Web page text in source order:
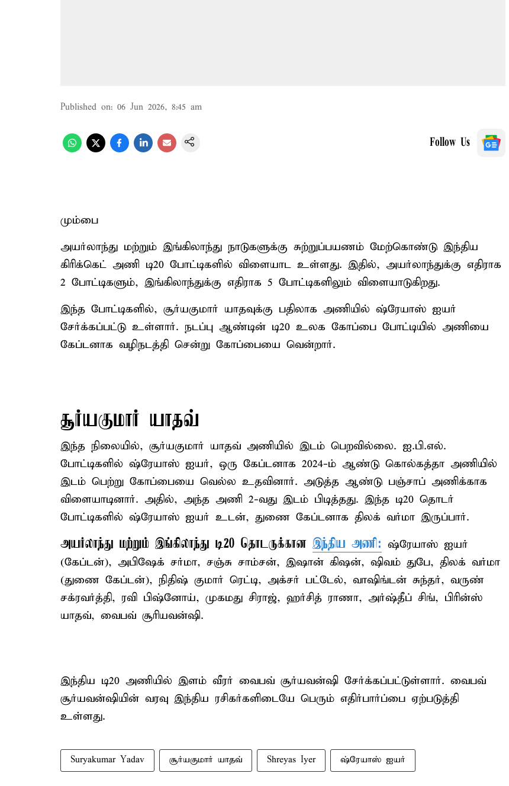
Published on: 06 Jun 2026, 8:45 am
Follow Us
மும்பை
அயர்லாந்து மற்றும் இங்கிலாந்து நாடுகளுக்கு சுற்றுப்பயணம் மேற்கொண்டு இந்திய
கிரிக்கெட் அணி டி20 போட்டிகளில் விளையாட உள்ளது. இதில், அயர்லாந்துக்கு எதிராக
2 போட்டிகளும், இங்கிலாந்துக்கு எதிராக 5 போட்டிகளிலும் விளையாடுகிறது.
இந்த போட்டிகளில், சூர்யகுமார் யாதவுக்கு பதிலாக அணியில் ஷ்ரேயாஸ் ஐயர்
சேர்க்கப்பட்டு உள்ளார். நடப்பு ஆண்டின் டி20 உலக கோப்பை போட்டியில் அணியை
கேப்டனாக வழிநடத்தி சென்று கோப்பையை வென்றார்.
சூர்யகுமார் யாதவ்
இந்த நிலையில், சூர்யகுமார் யாதவ் அணியில் இடம் பெறவில்லை. ஐ.பி.எல்.
போட்டிகளில் ஷ்ரேயாஸ் ஐயர், ஒரு கேப்டனாக 2024-ம் ஆண்டு கொல்கத்தா அணியில்
இடம் பெற்று கோப்பையை வெல்ல உதவினார். அடுத்த ஆண்டு பஞ்சாப் அணிக்காக
விளையாடினார். அதில், அந்த அணி 2-வது இடம் பிடித்தது. இந்த டி20 தொடர்
போட்டிகளில் ஷ்ரேயாஸ் ஐயர் உடன், துணை கேப்டனாக திலக் வர்மா இருப்பார்.
அயர்லாந்து மற்றும் இங்கிலாந்து டி20 தொடருக்கான இந்திய அணி: ஷ்ரேயாஸ் ஐயர்
(கேப்டன்), அபிஷேக் சர்மா, சஞ்சு சாம்சன், இஷான் கிஷன், ஷிவம் துபே, திலக் வர்மா
(துணை கேப்டன்), நிதிஷ் குமார் ரெட்டி, அக்சர் பட்டேல், வாஷிங்டன் சுந்தர், வருண்
சக்ரவர்த்தி, ரவி பிஷ்னோய், முகமது சிராஜ், ஹர்சித் ராணா, அர்ஷ்தீப் சிங், பிரின்ஸ்
யாதவ், வைபவ் சூரியவன்ஷி.
இந்திய டி20 அணியில் இளம் வீரர் வைபவ் சூர்யவன்ஷி சேர்க்கப்பட்டுள்ளார். வைபவ்
சூர்யவன்ஷியின் வரவு இந்திய ரசிகர்களிடையே பெரும் எதிர்பார்ப்பை ஏற்படுத்தி
உள்ளது.
Suryakumar Yadav சூர்யகுமார் யாதவ் Shreyas Iyer ஷ்ரேயாஸ் ஐயர்